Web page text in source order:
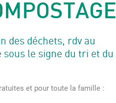
des déchets, rdv au
le signe du tri et du
et pour toute la famille :